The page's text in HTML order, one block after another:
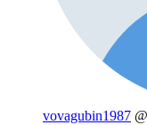
vovagubin1987